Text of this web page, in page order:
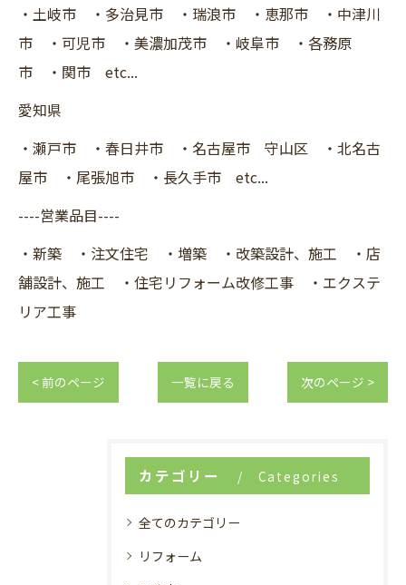
・土岐市 ・多治見市 ・瑞浪市 ・恵那市 ・中津川
市 ・可児市 ・美濃加茂市 ・岐阜市 ・各務原
市 ・関市 etc...
愛知県
・瀬戸市 ・春日井市 ・名古屋市 守山区 ・北名古
屋市 ・尾張旭市 ・長久手市 etc...
----営業品目----
・新築 ・注文住宅 ・増築 ・改築設計、施工 ・店
舗設計、施工 ・住宅リフォーム改修工事 ・エクステ
リア工事
< 前のページ 一覧に戻る 次のページ >
カテゴリー Categories
全てのカテゴリー
リフォーム